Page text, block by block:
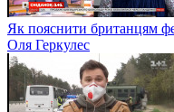
Як пояснити британцям
Оля Геркулес